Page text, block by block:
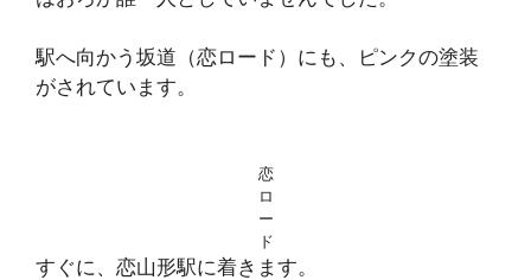
駅へ向かう坂道（恋ロード）にも、ピンクの塗装
がされています。
恋
ロ
ー
ド
すぐに、恋山形駅に着きます。